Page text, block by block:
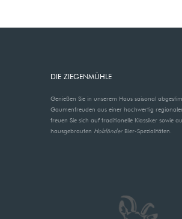
DIE ZIEGENMÜHLE
Genießen Sie in unserem Haus saisonal
Gaumenfreuden aus einer hochwertig
freuen Sie sich auf traditionelle Klassiker sowie
hausgebrauten HolzländerBier-Spezialitäten.